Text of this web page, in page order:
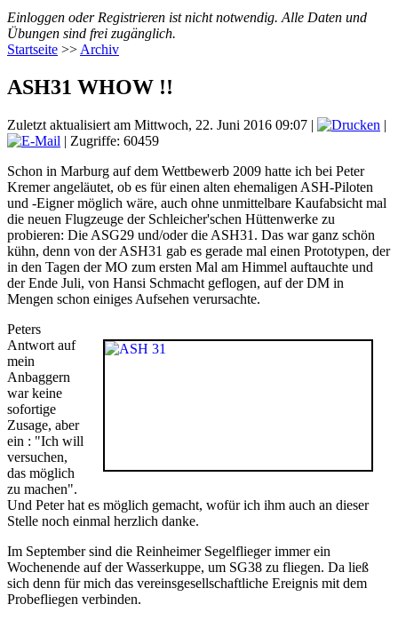
Einloggen oder Registrieren ist nicht notwendig. Alle Daten und
Übungen sind frei zugänglich.
Startseite >> Archiv
ASH31 WHOW !!
Zuletzt aktualisiert am Mittwoch, 22. Juni 2016 09:07 |
|
| Zugriffe: 60459
Schon in Marburg auf dem Wettbewerb 2009 hatte ich bei Peter
Kremer angeläutet, ob es für einen alten ehemaligen ASH-Piloten
und -Eigner möglich wäre, auch ohne unmittelbare Kaufabsicht mal
die neuen Flugzeuge der Schleicher'schen Hüttenwerke zu
probieren: Die ASG29 und/oder die ASH31. Das war ganz schön
kühn, denn von der ASH31 gab es gerade mal einen Prototypen, der
in den Tagen der MO zum ersten Mal am Himmel auftauchte und
der Ende Juli, von Hansi Schmacht geflogen, auf der DM in
Mengen schon einiges Aufsehen verursachte.
Peters
Antwort auf
mein
Anbaggern
war keine
sofortige
Zusage, aber
ein : "Ich will
versuchen,
das möglich
zu machen".
Und Peter hat es möglich gemacht, wofür ich ihm auch an dieser
Stelle noch einmal herzlich danke.
Im September sind die Reinheimer Segelflieger immer ein
Wochenende auf der Wasserkuppe, um SG38 zu fliegen. Da ließ
sich denn für mich das vereinsgesellschaftliche Ereignis mit dem
Probefliegen verbinden.